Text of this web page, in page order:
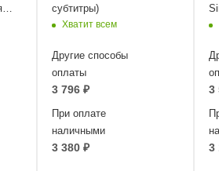
субтитры)
Хватит всем
Другие способы
оплаты
3 796 ₽
При оплате
наличными
3 380 ₽
3
3